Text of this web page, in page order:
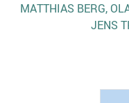
MATTHIAS BERG,
JENS